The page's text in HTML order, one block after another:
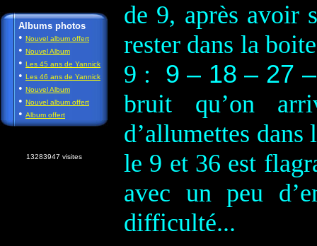
Albums photos
• Nouvel album offert
• Nouvel Album
• Les 45 ans de Yannick
• Les 46 ans de Yannick
• Nouvel Album
• Nouvel album offert
• Album offert
13283947 visites
de 9, après avoir
rester dans la
9 : 9 – 18 – 27
bruit qu’on
d’allumettes
le 9 et 36 est
avec un peu
difficulté...